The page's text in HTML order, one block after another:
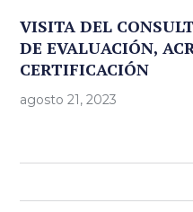
VISITA DEL
DE EVALUACIÓN,
CERTIFICACIÓN
agosto 21, 2023